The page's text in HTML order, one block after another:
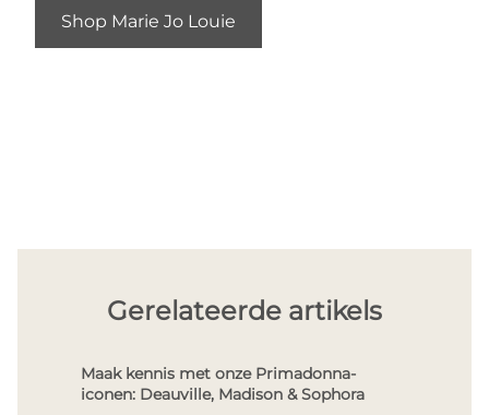
Shop Marie Jo Louie
Gerelateerde artikels
Maak kennis met onze Primadonna-
iconen: Deauville, Madison & Sophora